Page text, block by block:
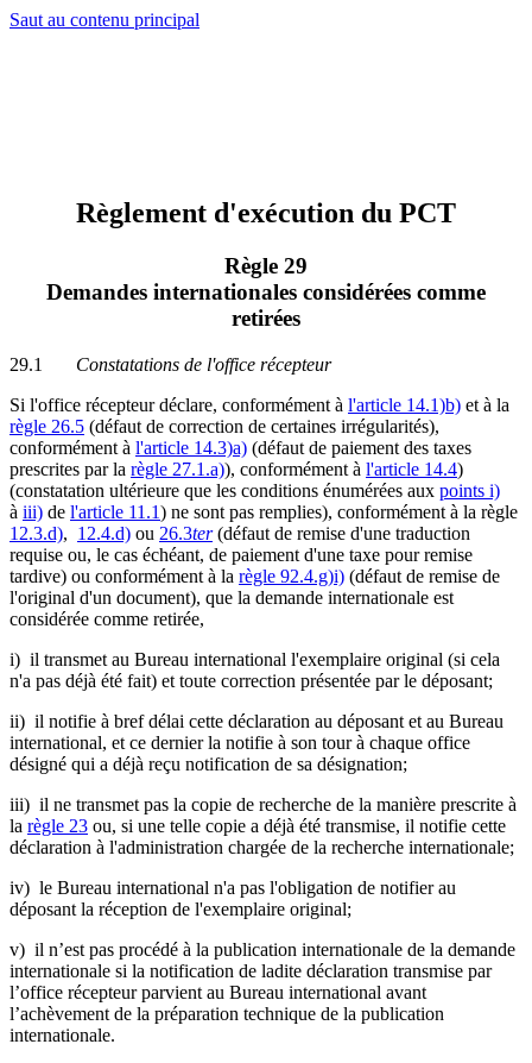
Saut au contenu principal
Règlement d'exécution du PCT
Règle 29
Demandes internationales considérées comme
retirées
29.1 Constatations de l'office récepteur
Si l'office récepteur déclare, conformément à l'article 14.1)b) et à la
règle 26.5 (défaut de correction de certaines irrégularités),
conformément à l'article 14.3)a) (défaut de paiement des taxes
prescrites par la règle 27.1.a)), conformément à l'article 14.4)
(constatation ultérieure que les conditions énumérées aux points i)
à iii) de l'article 11.1) ne sont pas remplies), conformément à la règle
12.3.d), 12.4.d) ou 26.3ter(défaut de remise d'une traduction
requise ou, le cas échéant, de paiement d'une taxe pour remise
tardive) ou conformément à la règle 92.4.g)i) (défaut de remise de
l'original d'un document), que la demande internationale est
considérée comme retirée,
i) il transmet au Bureau international l'exemplaire original (si cela
n'a pas déjà été fait) et toute correction présentée par le déposant;
ii) il notifie à bref délai cette déclaration au déposant et au Bureau
international, et ce dernier la notifie à son tour à chaque office
désigné qui a déjà reçu notification de sa désignation;
iii) il ne transmet pas la copie de recherche de la manière prescrite à
la règle 23 ou, si une telle copie a déjà été transmise, il notifie cette
déclaration à l'administration chargée de la recherche internationale;
iv) le Bureau international n'a pas l'obligation de notifier au
déposant la réception de l'exemplaire original;
v) il n’est pas procédé à la publication internationale de la demande
internationale si la notification de ladite déclaration transmise par
l’office récepteur parvient au Bureau international avant
l’achèvement de la préparation technique de la publication
internationale.